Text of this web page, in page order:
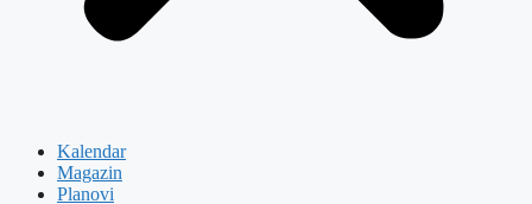
Kalendar
Magazin
Planovi